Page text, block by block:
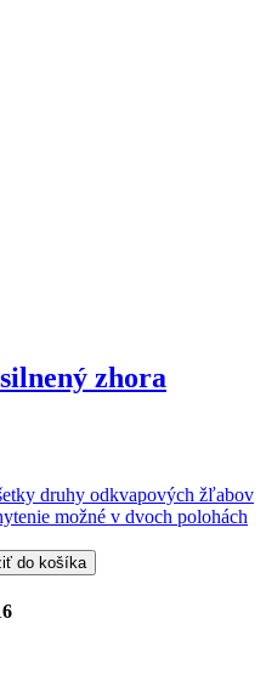
zhora
druhy odkvapových žľabov
možné v dvoch polohách
do košíka